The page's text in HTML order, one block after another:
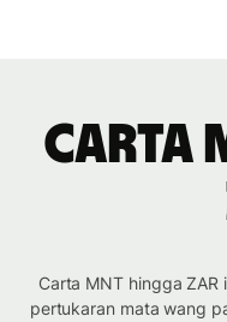
Carta
Carta MNT hingga
pertukaran mata wang